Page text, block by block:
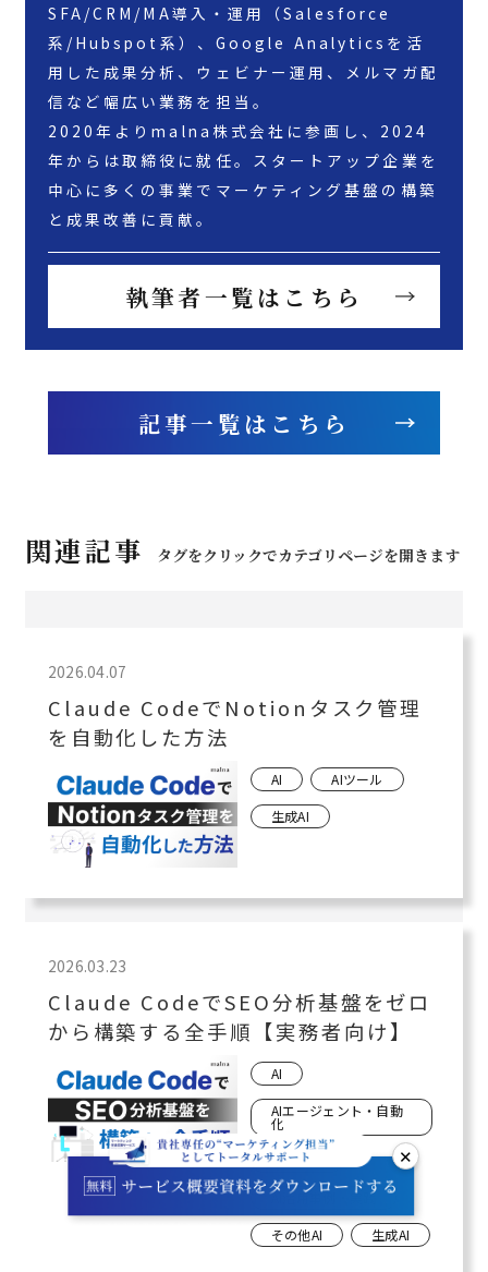
SFA/CRM/MA導入・運用（Salesforce
系/Hubspot系）、Google Analyticsを活
用した成果分析、ウェビナー運用、メルマガ配
信など幅広い業務を担当。
2020年よりmalna株式会社に参画し、2024
年からは取締役に就任。スタートアップ企業を
中心に多くの事業でマーケティング基盤の構築
と成果改善に貢献。
執筆者一覧はこちら
記事一覧はこちら
関連記事 タグをクリックでカテゴリページを開きます
2026.04.07
Claude CodeでNotionタスク管理
を自動化した方法
AI
AIツール
生成AI
2026.03.23
Claude CodeでSEO分析基盤をゼロ
から構築する全手順【実務者向け】
AI
AIエージェント・自動
化
AIツール
AI活用事例・実践
その他AI
生成AI
✕